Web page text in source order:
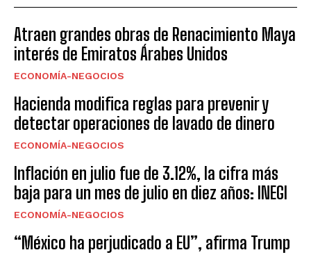
Atraen grandes obras de Renacimiento Maya
interés de Emiratos Árabes Unidos
ECONOMÍA-NEGOCIOS
Hacienda modifica reglas para prevenir y
detectar operaciones de lavado de dinero
ECONOMÍA-NEGOCIOS
Inflación en julio fue de 3.12%, la cifra más
baja para un mes de julio en diez años: INEGI
ECONOMÍA-NEGOCIOS
“México ha perjudicado a EU”, afirma Trump